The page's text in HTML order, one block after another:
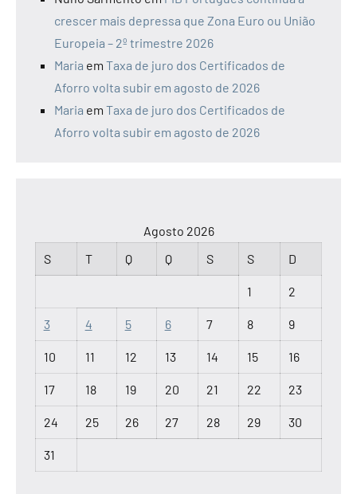
crescer mais depressa que Zona Euro ou União
Europeia – 2º trimestre 2026
Maria em Taxa de juro dos Certificados de
Aforro volta subir em agosto de 2026
Maria em Taxa de juro dos Certificados de
Aforro volta subir em agosto de 2026
Agosto 2026
S
T Q Q S S D
1 2
3 4 5 6 7 8 9
10 11 12 13 14 15 16
17 18 19 20 21 22 23
24 25 26 27 28 29 30
31